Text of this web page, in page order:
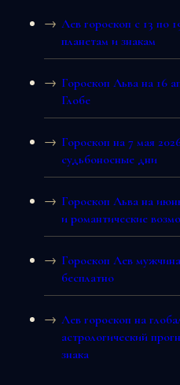
Лев гороскоп с 13 по
планетам и знакам
Гороскоп Льва на 16
Глобе
Гороскоп на 7 мая
судьбоносные дни
Гороскоп Льва на
и романтические
Гороскоп Лев
бесплатно
Лев гороскоп на
астрологический
знака